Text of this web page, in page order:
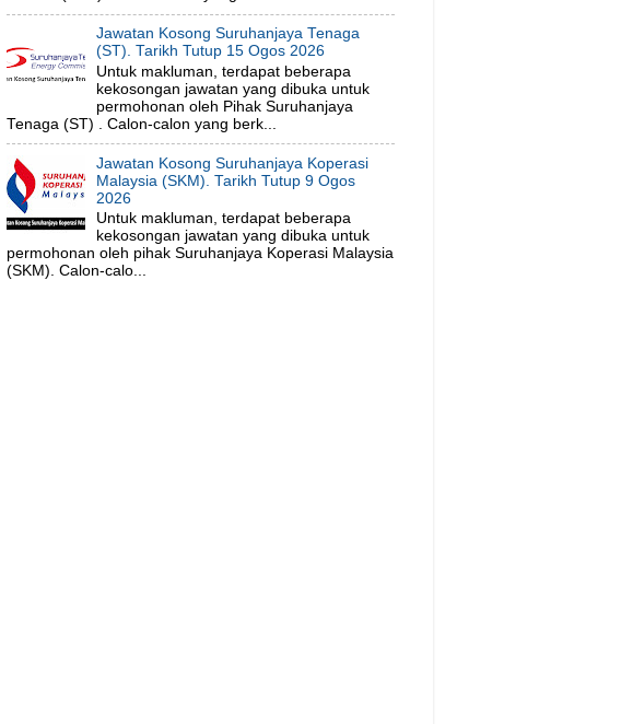
Jawatan Kosong Suruhanjaya Tenaga
(ST). Tarikh Tutup 15 Ogos 2026
Untuk makluman, terdapat beberapa
kekosongan jawatan yang dibuka untuk
permohonan oleh Pihak Suruhanjaya
Tenaga (ST) . Calon-calon yang berk...
Jawatan Kosong Suruhanjaya Koperasi
Malaysia (SKM). Tarikh Tutup 9 Ogos
2026
Untuk makluman, terdapat beberapa
kekosongan jawatan yang dibuka untuk
permohonan oleh pihak Suruhanjaya Koperasi Malaysia
(SKM). Calon-calo...